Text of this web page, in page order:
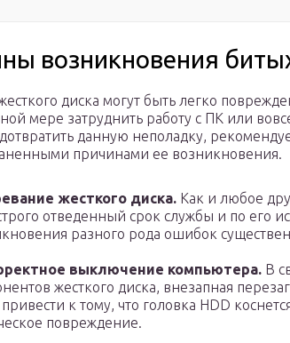
возникновения
диска могут быть легко
мере затруднить работу с ПК или
данную неполадку,
причинами ее возникновения.
жесткого диска. Как и любое
отведенный срок службы и по его
разного рода ошибок
выключение компьютера. В
жесткого диска, внезапная
привести к тому, что головка HDD
повреждение.